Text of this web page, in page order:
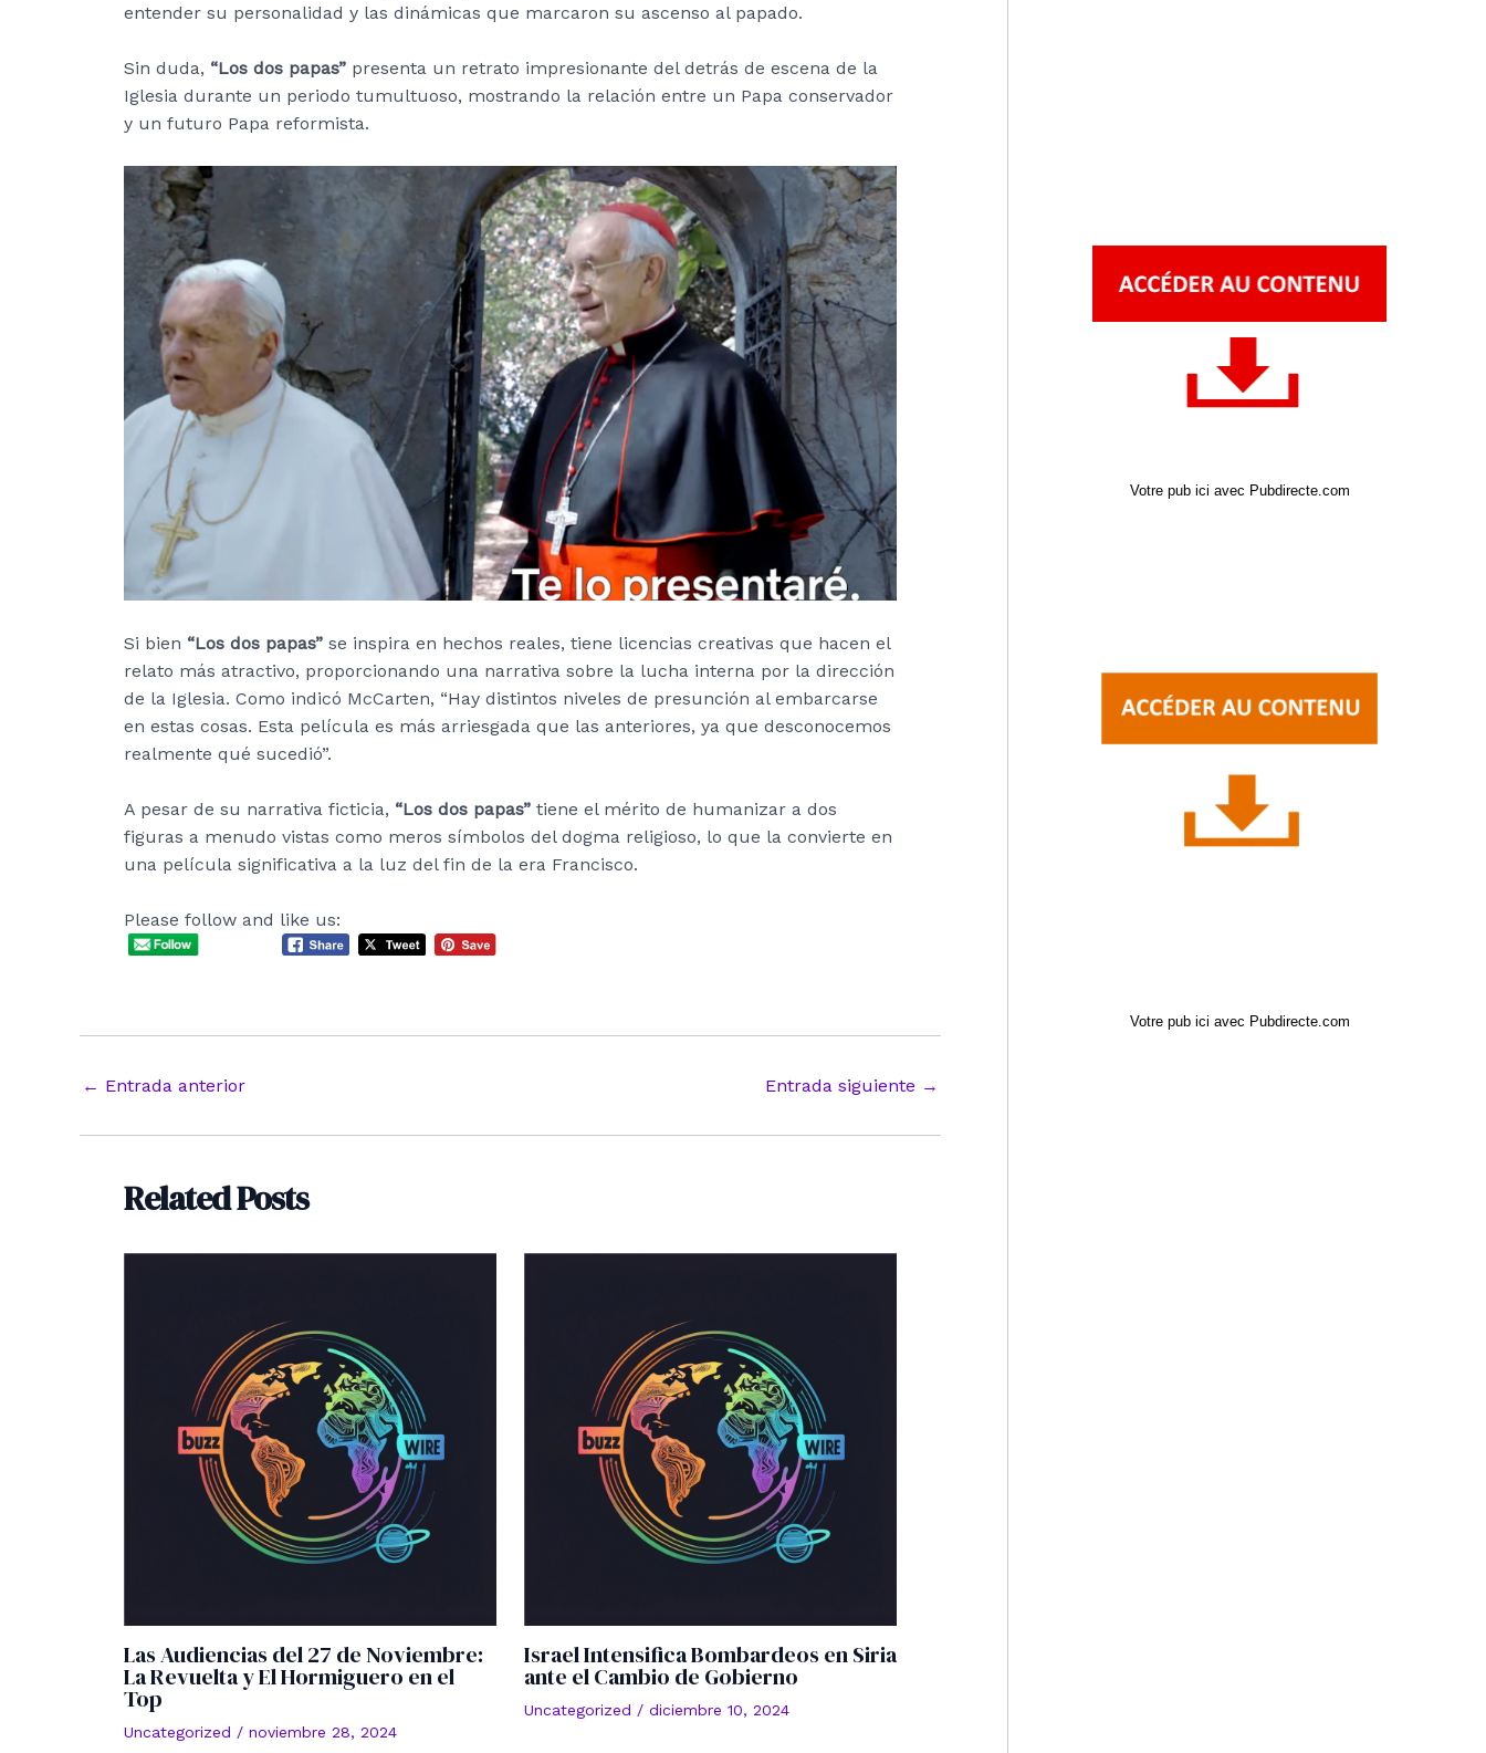
entender su personalidad y las dinámicas que marcaron su ascenso al papado.
Sin duda, “Los dos papas” presenta un retrato impresionante del detrás de escena de la
Iglesia durante un periodo tumultuoso, mostrando la relación entre un Papa conservador
y un futuro Papa reformista.
Si bien “Los dos papas” se inspira en hechos reales, tiene licencias creativas que hacen el
relato más atractivo, proporcionando una narrativa sobre la lucha interna por la dirección
de la Iglesia. Como indicó McCarten, “Hay distintos niveles de presunción al embarcarse
en estas cosas. Esta película es más arriesgada que las anteriores, ya que desconocemos
realmente qué sucedió”.
A pesar de su narrativa ficticia, “Los dos papas” tiene el mérito de humanizar a dos
figuras a menudo vistas como meros símbolos del dogma religioso, lo que la convierte en
una película significativa a la luz del fin de la era Francisco.
Please follow and like us:
Navegación
entradas
← Entrada anterior Entrada siguiente →
Related Posts
Las Audiencias del 27 de Noviembre:
La Revuelta y El Hormiguero en el
Top
Uncategorized / noviembre 28, 2024
Israel Intensifica Bombardeos en Siria
ante el Cambio de Gobierno
Uncategorized / diciembre 10, 2024
Votre pub ici avec Pubdirecte.com
Votre pub ici avec Pubdirecte.com